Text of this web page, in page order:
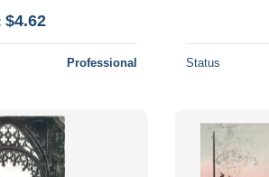
$4.62
Professional Status